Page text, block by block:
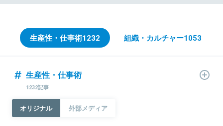
生産性・仕事術1232 組織・カルチャー1053
生産性・仕事術
1232記事
オリジナル 外部メディア